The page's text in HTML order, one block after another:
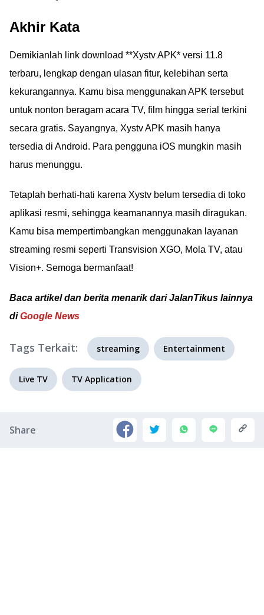
Akhir Kata
Demikianlah link download **Xystv APK* versi 11.8
terbaru, lengkap dengan ulasan fitur, kelebihan serta
kekurangannya. Kamu bisa menggunakan APK tersebut
untuk nonton beragam acara TV, film hingga serial terkini
secara gratis. Sayangnya, Xystv APK masih hanya
tersedia di Android. Para pengguna iOS mungkin masih
harus menunggu.
Tetaplah berhati-hati karena Xystv belum tersedia di toko
aplikasi resmi, sehingga keamanannya masih diragukan.
Kamu bisa mempertimbangkan menggunakan layanan
streaming resmi seperti Transvision XGO, Mola TV, atau
Vision+. Semoga bermanfaat!
Baca artikel dan berita menarik dari JalanTikus lainnya
diGoogle News
Tags Terkait: streaming Entertainment
Live TV TV Application
Share